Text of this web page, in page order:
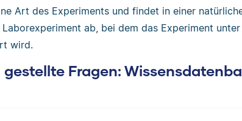
Art des Experiments und findet in einer
ab, bei dem das Experiment
wird.
gestellte Fragen: